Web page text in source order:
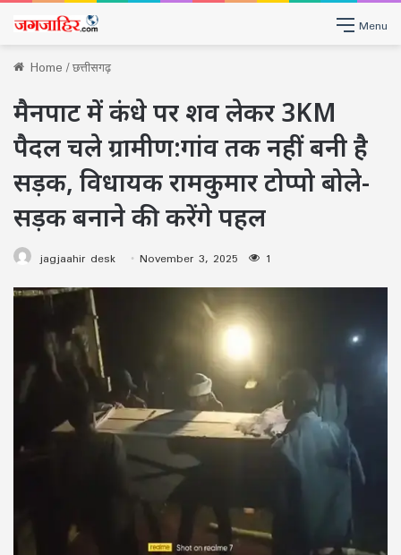
Menu
Home/छत्तीसगढ़
मैनपाट में कंधे पर शव लेकर 3KM
पैदल चले ग्रामीण:गांव तक नहीं बनी है
सड़क, विधायक रामकुमार टोप्पो बोले-
सड़क बनाने की करेंगे पहल
jagjaahir desk November 3, 2025 1